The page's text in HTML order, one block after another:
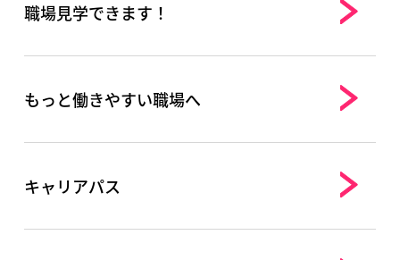
職場見学できます！
もっと働きやすい職場へ
キャリアパス